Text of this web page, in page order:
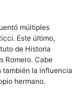
múltiples
Este último,
de Historia
Romero. Cabe
la influencia
hermano.